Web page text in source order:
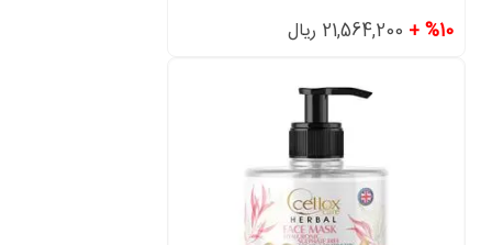
%10 +